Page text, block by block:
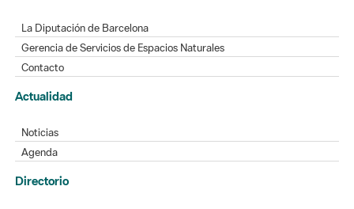
La Diputación de Barcelona
Gerencia de Servicios de Espacios Naturales
Contacto
Actualidad
Noticias
Agenda
Directorio